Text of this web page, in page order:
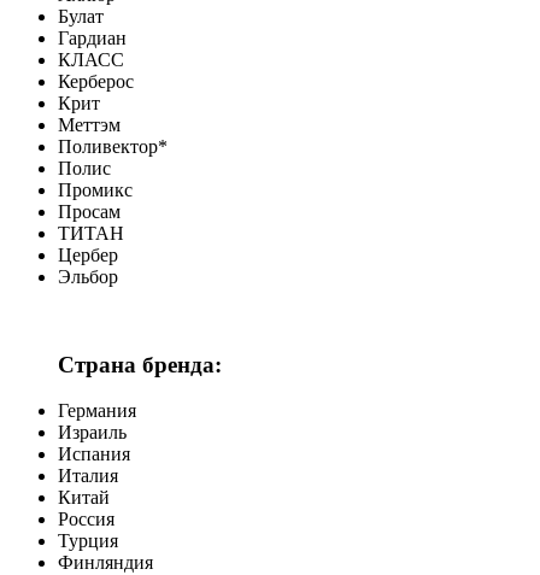
Булат
Гардиан
КЛАСС
Керберос
Крит
Меттэм
Поливектор*
Полис
Промикс
Просам
ТИТАН
Цербер
Эльбор
Страна бренда:
Германия
Израиль
Испания
Италия
Китай
Россия
Турция
Финляндия